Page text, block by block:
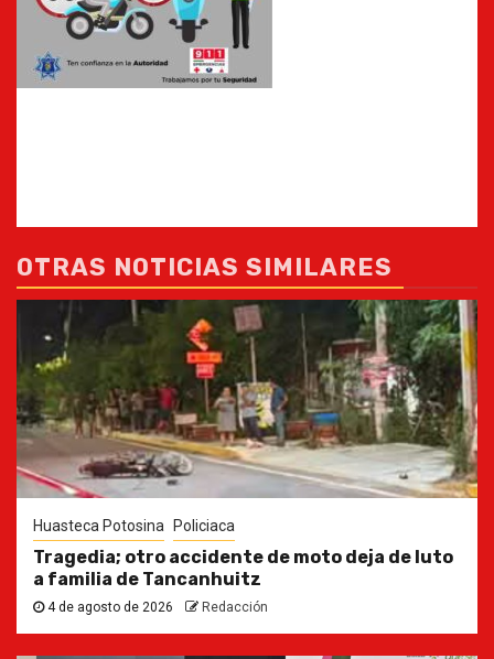
OTRAS NOTICIAS SIMILARES
Huasteca Potosina Policiaca
Tragedia; otro accidente de moto deja de luto
a familia de Tancanhuitz
4 de agosto de 2026 Redacción